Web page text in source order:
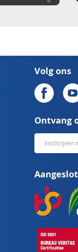
Volg ons
Ontvang
Abonneer
u
onze
nieuwsbrief